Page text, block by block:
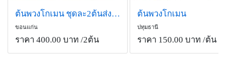
ต้นพวงโกเมน ชุดละ2ต้นส่งฟรี
ขอนแก่น
ราคา 400.00 บาท /2ต้น
ต้นพวงโกเมน
ปทุมธานี
ราคา 150.00 บาท /ต้น